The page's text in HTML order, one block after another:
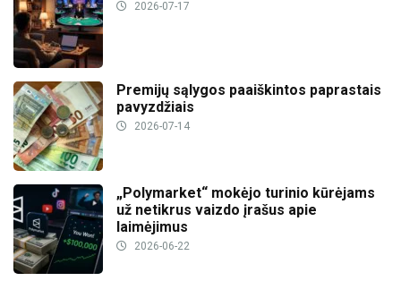
2026-07-17
Premijų sąlygos paaiškintos paprastais
pavyzdžiais
2026-07-14
„Polymarket“ mokėjo turinio kūrėjams
už netikrus vaizdo įrašus apie
laimėjimus
2026-06-22